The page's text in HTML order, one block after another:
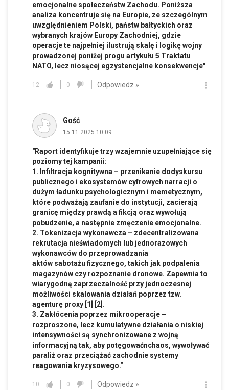
emocjonalne społeczeństw Zachodu. Poniższa
analiza koncentruje się na Europie, ze szczególnym
uwzględnieniem Polski, państw bałtyckich oraz
wybranych krajów Europy Zachodniej, gdzie
operacje te najpełniej ilustrują skalę i logikę wojny
prowadzonej poniżej progu artykułu 5 Traktatu
NATO, lecz niosącej egzystencjalne konsekwencje"
12 0 Odpowiedz »
Gość
15.11.2025 10:09
"Raport identyfikuje trzy wzajemnie uzupełniające się
poziomy tej kampanii:
1. Infiltracja kognitywna – przenikanie dodyskursu
publicznego i ekosystemów cyfrowych narracji o
dużym ładunku psychologicznym i memetycznym,
które podważają zaufanie do instytucji, zacierają
granicę między prawdą a fikcją oraz wywołują
pobudzenie, a następnie zmęczenie emocjonalne.
2. Tokenizacja wykonawcza – zdecentralizowana
rekrutacja nieświadomych lub jednorazowych
wykonawców do przeprowadzania
aktów sabotażu fizycznego, takich jak podpalenia
magazynów czy rozpoznanie dronowe. Zapewnia to
wiarygodną zaprzeczalność przy jednoczesnej
możliwości skalowania działań poprzez tzw.
agenturę proxy [1] [2].
3. Zakłócenia poprzez mikrooperacje –
rozproszone, lecz kumulatywne działania o niskiej
intensywności są synchronizowane z wojną
informacyjną tak, aby potęgowaćnchaos, wywoływać
paraliż oraz przeciążać zachodnie systemy
reagowania kryzysowego."
10 0 Odpowiedz »